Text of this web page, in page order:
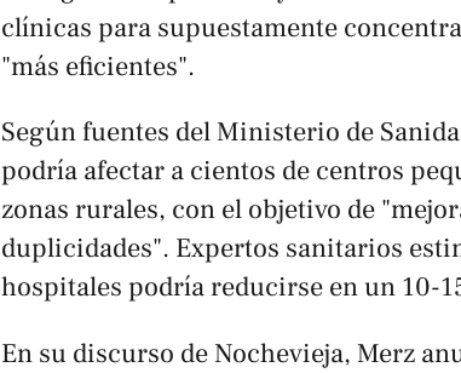
clínicas para supuestamente
"más eficientes".
Según fuentes del Ministerio de
podría afectar a cientos de centros
zonas rurales, con el objetivo de
duplicidades". Expertos sanitarios
hospitales podría reducirse en un 10-
En su discurso de Nochevieja, Merz